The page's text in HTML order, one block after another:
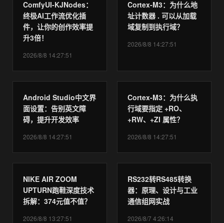
ComfyUI-KJNodes：
终极AI工作流优化插
件，让你的创作效率提
升3倍！
2026/8/8 14:27:51
Cortex-M3：为什么地
址计数器 . 可以从加载
域复制到执行域？
2026/8/8 14:27:51
Android Studio中文界
面设置：告别英文障
碍，提升开发效率
2026/8/8 14:27:51
Cortex-M3：为什么执
行域要指定 +RO、
+RW、+ZI 属性？
2026/8/8 14:27:51
NIKE AIR ZOOM
UPTURN跑鞋深度技术
拆解：374元值不值？
2026/8/8 13:27:51
RS232转RS485转换
器：原理、设计与工业
通信组网实战
2026/8/7 4:26:14